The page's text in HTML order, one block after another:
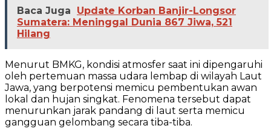
Baca Juga
Update Korban Banjir-Longsor
Sumatera: Meninggal Dunia 867 Jiwa, 521
Hilang
Menurut BMKG, kondisi atmosfer saat ini dipengaruhi
oleh pertemuan massa udara lembap di wilayah Laut
Jawa, yang berpotensi memicu pembentukan awan
lokal dan hujan singkat. Fenomena tersebut dapat
menurunkan jarak pandang di laut serta memicu
gangguan gelombang secara tiba-tiba.